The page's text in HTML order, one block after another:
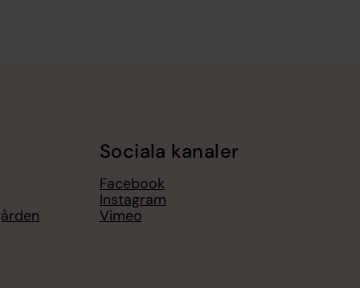
Sociala kanaler
Facebook
Instagram
Vimeo